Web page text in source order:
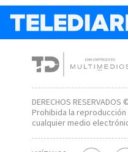
DERECHOS RESERVADOS
Prohibida la
cualquier medio